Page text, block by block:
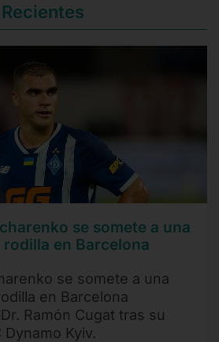
Recientes
se somete a una
en Barcelona
se somete a una
en Barcelona
Ramón Cugat tras su
Kyiv.